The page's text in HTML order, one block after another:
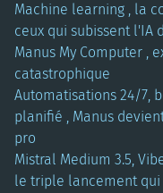
Machine learning , la
ceux qui subissent l'IA
Manus My Computer ,
catastrophique
Automatisations 24/7,
planifié , Manus
pro
Mistral Medium 3.5,
le triple lancement